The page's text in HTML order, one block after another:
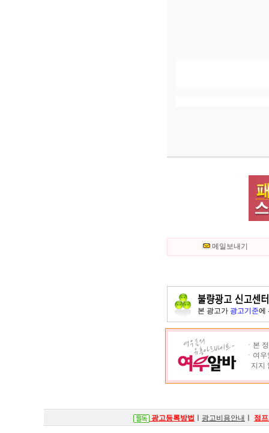
메일보내기
본 광고가 광고기준에
ㆍ본
ㆍ여
지지
광고등록방법 광고비용안내 점